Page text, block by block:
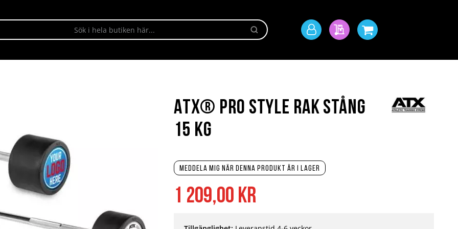
Sök
Mitt
Min offertMin kundvagn
1 209,00 kr
Meddela mig när denna produkt är i lager
ATX® Pro Style Rak stång
15 kg